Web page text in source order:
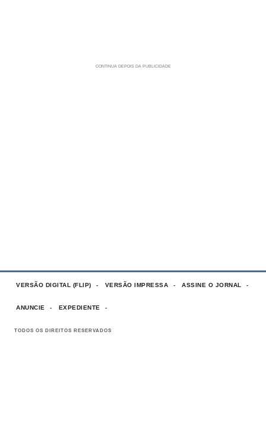
VERSÃO DIGITAL (FLIP) VERSÃO IMPRESSA ASSINE O JORNAL
ANUNCIE EXPEDIENTE
TODOS OS DIREITOS RESERVADOS